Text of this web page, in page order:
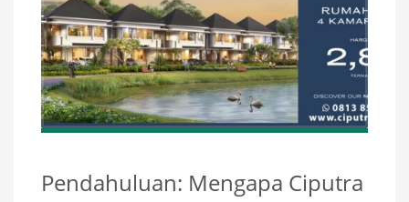
Pendahuluan: Mengapa Ciputra